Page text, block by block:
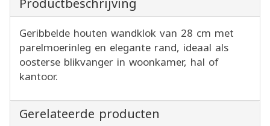
Geribbelde houten wandklok van 28 cm met
parelmoerinleg en elegante rand, ideaal als
oosterse blikvanger in woonkamer, hal of
kantoor.
Gerelateerde producten